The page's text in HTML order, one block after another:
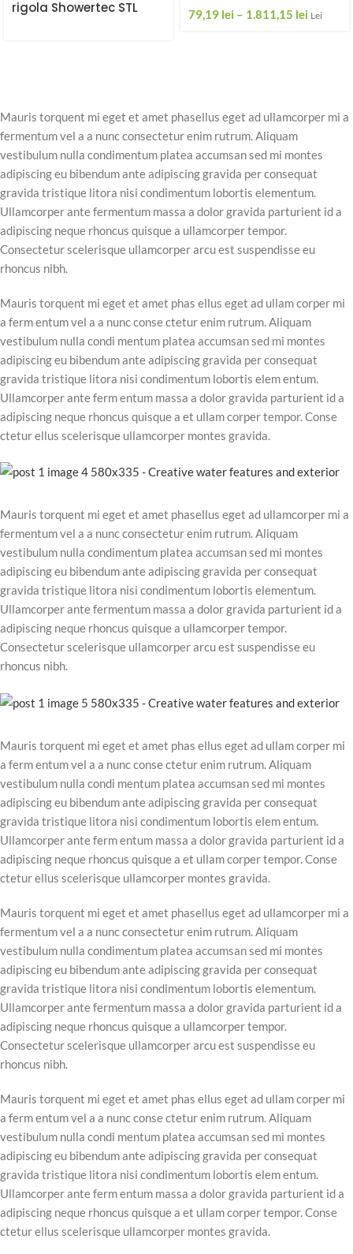
rigola Showertec STL 79,19 lei – 1.811,15 lei Lei
Mauris torquent mi eget et amet phasellus eget ad ullamcorper mi a
fermentum vel a a nunc consectetur enim rutrum. Aliquam
vestibulum nulla condimentum platea accumsan sed mi montes
adipiscing eu bibendum ante adipiscing gravida per consequat
gravida tristique litora nisi condimentum lobortis elementum.
Ullamcorper ante fermentum massa a dolor gravida parturient id a
adipiscing neque rhoncus quisque a ullamcorper tempor.
Consectetur scelerisque ullamcorper arcu est suspendisse eu
rhoncus nibh.
Mauris torquent mi eget et amet phas ellus eget ad ullam corper mi
a ferm entum vel a a nunc conse ctetur enim rutrum. Aliquam
vestibulum nulla condi mentum platea accumsan sed mi montes
adipiscing eu bibendum ante adipiscing gravida per consequat
gravida tristique litora nisi condimentum lobortis elem entum.
Ullamcorper ante ferm entum massa a dolor gravida parturient id a
adipiscing neque rhoncus quisque a et ullam corper tempor. Conse
ctetur ellus scelerisque ullamcorper montes gravida.
Mauris torquent mi eget et amet phasellus eget ad ullamcorper mi a
fermentum vel a a nunc consectetur enim rutrum. Aliquam
vestibulum nulla condimentum platea accumsan sed mi montes
adipiscing eu bibendum ante adipiscing gravida per consequat
gravida tristique litora nisi condimentum lobortis elementum.
Ullamcorper ante fermentum massa a dolor gravida parturient id a
adipiscing neque rhoncus quisque a ullamcorper tempor.
Consectetur scelerisque ullamcorper arcu est suspendisse eu
rhoncus nibh.
Mauris torquent mi eget et amet phas ellus eget ad ullam corper mi
a ferm entum vel a a nunc conse ctetur enim rutrum. Aliquam
vestibulum nulla condi mentum platea accumsan sed mi montes
adipiscing eu bibendum ante adipiscing gravida per consequat
gravida tristique litora nisi condimentum lobortis elem entum.
Ullamcorper ante ferm entum massa a dolor gravida parturient id a
adipiscing neque rhoncus quisque a et ullam corper tempor. Conse
ctetur ellus scelerisque ullamcorper montes gravida.
Mauris torquent mi eget et amet phasellus eget ad ullamcorper mi a
fermentum vel a a nunc consectetur enim rutrum. Aliquam
vestibulum nulla condimentum platea accumsan sed mi montes
adipiscing eu bibendum ante adipiscing gravida per consequat
gravida tristique litora nisi condimentum lobortis elementum.
Ullamcorper ante fermentum massa a dolor gravida parturient id a
adipiscing neque rhoncus quisque a ullamcorper tempor.
Consectetur scelerisque ullamcorper arcu est suspendisse eu
rhoncus nibh.
Mauris torquent mi eget et amet phas ellus eget ad ullam corper mi
a ferm entum vel a a nunc conse ctetur enim rutrum. Aliquam
vestibulum nulla condi mentum platea accumsan sed mi montes
adipiscing eu bibendum ante adipiscing gravida per consequat
gravida tristique litora nisi condimentum lobortis elem entum.
Ullamcorper ante ferm entum massa a dolor gravida parturient id a
adipiscing neque rhoncus quisque a et ullam corper tempor. Conse
ctetur ellus scelerisque ullamcorper montes gravida.